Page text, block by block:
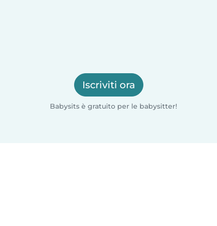
Iscriviti ora
Babysits è gratuito per le babysitter!